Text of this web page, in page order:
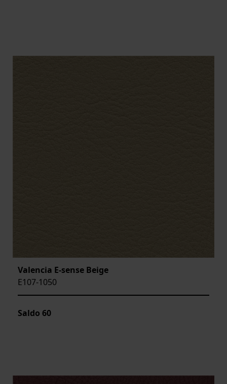
Valencia E-sense Beige
E107-1050
Saldo 60